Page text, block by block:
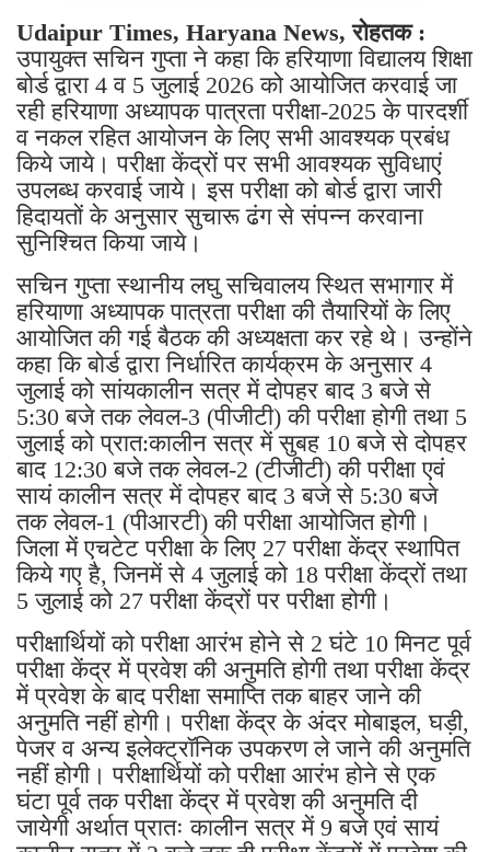
Udaipur Times, Haryana News, रोहतक :
उपायुक्त सचिन गुप्ता ने कहा कि हरियाणा विद्यालय शिक्षा
बोर्ड द्वारा 4 व 5 जुलाई 2026 को आयोजित करवाई जा
रही हरियाणा अध्यापक पात्रता परीक्षा-2025 के पारदर्शी
व नकल रहित आयोजन के लिए सभी आवश्यक प्रबंध
किये जाये। परीक्षा केंद्रों पर सभी आवश्यक सुविधाएं
उपलब्ध करवाई जाये। इस परीक्षा को बोर्ड द्वारा जारी
हिदायतों के अनुसार सुचारू ढंग से संपन्न करवाना
सुनिश्चित किया जाये।
सचिन गुप्ता स्थानीय लघु सचिवालय स्थित सभागार में
हरियाणा अध्यापक पात्रता परीक्षा की तैयारियों के लिए
आयोजित की गई बैठक की अध्यक्षता कर रहे थे। उन्होंने
कहा कि बोर्ड द्वारा निर्धारित कार्यक्रम के अनुसार 4
जुलाई को सांयकालीन सत्र में दोपहर बाद 3 बजे से
5:30 बजे तक लेवल-3 (पीजीटी) की परीक्षा होगी तथा 5
जुलाई को प्रात:कालीन सत्र में सुबह 10 बजे से दोपहर
बाद 12:30 बजे तक लेवल-2 (टीजीटी) की परीक्षा एवं
सायं कालीन सत्र में दोपहर बाद 3 बजे से 5:30 बजे
तक लेवल-1 (पीआरटी) की परीक्षा आयोजित होगी।
जिला में एचटेट परीक्षा के लिए 27 परीक्षा केंद्र स्थापित
किये गए है, जिनमें से 4 जुलाई को 18 परीक्षा केंद्रों तथा
5 जुलाई को 27 परीक्षा केंद्रों पर परीक्षा होगी।
परीक्षार्थियों को परीक्षा आरंभ होने से 2 घंटे 10 मिनट पूर्व
परीक्षा केंद्र में प्रवेश की अनुमति होगी तथा परीक्षा केंद्र
में प्रवेश के बाद परीक्षा समाप्ति तक बाहर जाने की
अनुमति नहीं होगी। परीक्षा केंद्र के अंदर मोबाइल, घड़ी,
पेजर व अन्य इलेक्ट्रॉनिक उपकरण ले जाने की अनुमति
नहीं होगी। परीक्षार्थियों को परीक्षा आरंभ होने से एक
घंटा पूर्व तक परीक्षा केंद्र में प्रवेश की अनुमति दी
जायेगी अर्थात प्रातः कालीन सत्र में 9 बजे एवं सायं